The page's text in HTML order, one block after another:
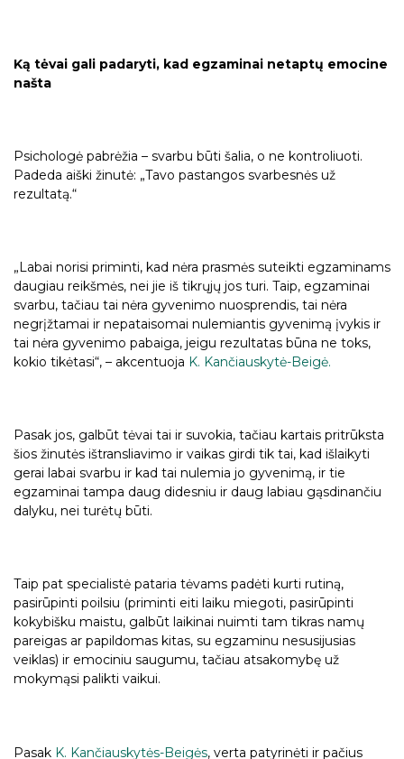
Ką tėvai gali padaryti, kad egzaminai netaptų emocine
našta
Psichologė pabrėžia – svarbu būti šalia, o ne kontroliuoti.
Padeda aiški žinutė: „Tavo pastangos svarbesnės už
rezultatą.“
„Labai norisi priminti, kad nėra prasmės suteikti egzaminams
daugiau reikšmės, nei jie iš tikrųjų jos turi. Taip, egzaminai
svarbu, tačiau tai nėra gyvenimo nuosprendis, tai nėra
negrįžtamai ir nepataisomai nulemiantis gyvenimą įvykis ir
tai nėra gyvenimo pabaiga, jeigu rezultatas būna ne toks,
kokio tikėtasi“, – akcentuoja K. Kančiauskytė-Beigė.
Pasak jos, galbūt tėvai tai ir suvokia, tačiau kartais pritrūksta
šios žinutės ištransliavimo ir vaikas girdi tik tai, kad išlaikyti
gerai labai svarbu ir kad tai nulemia jo gyvenimą, ir tie
egzaminai tampa daug didesniu ir daug labiau gąsdinančiu
dalyku, nei turėtų būti.
Taip pat specialistė pataria tėvams padėti kurti rutiną,
pasirūpinti poilsiu (priminti eiti laiku miegoti, pasirūpinti
kokybišku maistu, galbūt laikinai nuimti tam tikras namų
pareigas ar papildomas kitas, su egzaminu nesusijusias
veiklas) ir emociniu saugumu, tačiau atsakomybę už
mokymąsi palikti vaikui.
Pasak K. Kančiauskytės-Beigės, verta patyrinėti ir pačius